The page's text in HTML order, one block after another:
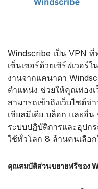
Windscribe เป็น VPN
เซ็นเซอร์ด้วยเซิร์ฟเวอร์
งานจากแคนาดา
ตำแหน่ง ช่วยให้คุณท่อง
สามารถเข้าถึงเว็บไซต์ข่
เชียลมีเดีย บล็อก และอื่น
ระบบปฏิบัติการและอุปก
ใช้ทั่วโลก 8 ล้านคนเลือ
คุณสมบัติส่วนขยายฟรีของ